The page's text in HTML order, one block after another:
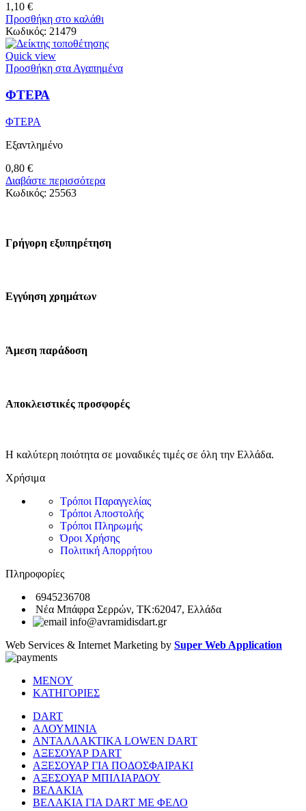
1,10 €
Προσθήκη στο καλάθι
Κωδικός: 21479
Quick view
Προσθήκη στα Αγαπημένα
ΦΤΕΡΑ
ΦΤΕΡΑ
Εξαντλημένο
0,80 €
Διαβάστε περισσότερα
Κωδικός: 25563
Γρήγορη εξυπηρέτηση
Εγγύηση χρημάτων
Άμεση παράδοση
Αποκλειστικές προσφορές
Η καλύτερη ποιότητα σε μοναδικές τιμές σε όλη την Ελλάδα.
Χρήσιμα
Τρόποι Παραγγελίας
Τρόποι Αποστολής
Τρόποι Πληρωμής
Όροι Χρήσης
Πολιτική Απορρήτου
Πληροφορίες
6945236708
Νέα Μπάφρα Σερρών, ΤΚ:62047, Ελλάδα
info@avramidisdart.gr
Web Services & Internet Marketing by Super Web Application
ΜΕΝΟΥ
ΚΑΤΗΓΟΡΙΕΣ
DART
ΑΛΟΥΜΙΝΙΑ
ΑΝΤΑΛΛΑΚΤΙΚΑ LOWEN DART
ΑΞΕΣΟΥΑΡ DART
ΑΞΕΣΟΥΑΡ ΓΙΑ ΠΟΔΟΣΦΑΙΡΑΚΙ
ΑΞΕΣΟΥΑΡ ΜΠΙΛΙΑΡΔΟΥ
ΒΕΛΑΚΙΑ
ΒΕΛΑΚΙΑ ΓΙΑ DART ΜΕ ΦΕΛΟ